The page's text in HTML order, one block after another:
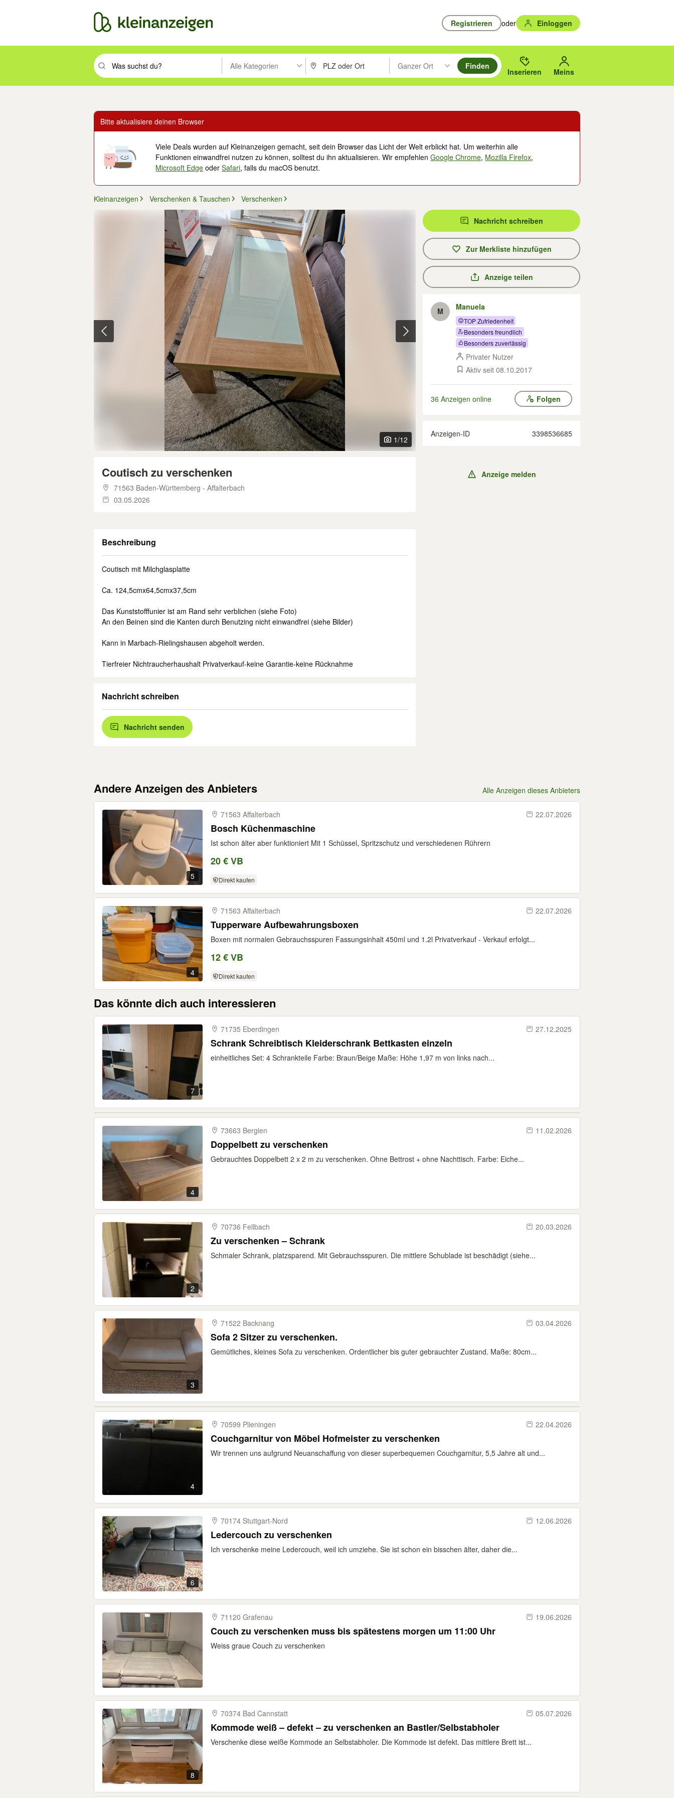
Registrieren oder Einloggen
Suchbegriff eingeben. Eingabetaste drücken um zu suchen, oder Vorschläge mit den Pfeiltasten nach oben/unten durchsuchen und mit Eingabetaste auswählen.
Alle Kategorien PLZ oder Ort eingeben. Eingabetaste drücken um zu suchen, oder Vorschläge mit den Pfeiltasten nach oben/
Ganzer Ort
Suche im Umkreis des gewählten Orts oder PLZ.
Finden
Inserieren Meins
Bitte aktualisiere deinen Browser
Viele Deals wurden auf Kleinanzeigen gemacht, seit dein Browser das Licht der Welt erblickt hat. Um weiterhin alle
Funktionen einwandfrei nutzen zu können, solltest du ihn aktualisieren. Wir empfehlenGoogle Chrome, Mozilla Firefox,
Microsoft Edge oderSafari, falls du macOS benutzt.
Kleinanzeigen Verschenken & Tauschen Verschenken
1/12
Coutisch zu verschenken
71563 Baden-Württemberg - Affalterbach
03.05.2026
Beschreibung
Coutisch mit Milchglasplatte
Ca. 124,5cmx64,5cmx37,5cm
Das Kunststofffunier ist am Rand sehr verblichen (siehe Foto)
An den Beinen sind die Kanten durch Benutzing nicht einwandfrei (siehe Bilder)
Kann in Marbach-Rielingshausen abgeholt werden.
Tierfreier Nichtraucherhaushalt Privatverkauf-keine Garantie-keine Rücknahme
Nachricht schreiben
Nachricht senden
Nachricht schreiben
Zur Merkliste hinzufügen
Anzeige teilen
M Manuela
TOP Zufriedenheit
Besonders freundlich
Besonders zuverlässig
Privater Nutzer
Aktiv seit 08.10.2017
36 Anzeigen online Folgen
Anzeigen-ID 3398536685
Anzeige melden
Andere Anzeigen des Anbieters Alle Anzeigen dieses Anbieters
5
71563 Affalterbach 22.07.2026
Bosch Küchenmaschine
Ist schon älter aber funktioniert Mit 1 Schüssel, Spritzschutz und verschiedenen Rührern
20 € VB
Direkt kaufen
4
71563 Affalterbach 22.07.2026
Tupperware Aufbewahrungsboxen
Boxen mit normalen Gebrauchsspuren Fassungsinhalt 450ml und 1.2l Privatverkauf - Verkauf erfolgt...
12 € VB
Direkt kaufen
Das könnte dich auch interessieren
7
71735 Eberdingen 27.12.2025
Schrank Schreibtisch Kleiderschrank Bettkasten einzeln
einheitliches Set: 4 Schrankteile Farbe: Braun/Beige Maße: Höhe 1,97 m von links nach...
4
73663 Berglen 11.02.2026
Doppelbett zu verschenken
Gebrauchtes Doppelbett 2 x 2 m zu verschenken. Ohne Bettrost + ohne Nachttisch. Farbe: Eiche...
2
70736 Fellbach 20.03.2026
Zu verschenken – Schrank
Schmaler Schrank, platzsparend. Mit Gebrauchsspuren. Die mittlere Schublade ist beschädigt (siehe...
3
71522 Backnang 03.04.2026
Sofa 2 Sitzer zu verschenken.
Gemütliches, kleines Sofa zu verschenken. Ordentlicher bis guter gebrauchter Zustand. Maße: 80cm...
4
70599 Plieningen 22.04.2026
Couchgarnitur von Möbel Hofmeister zu verschenken
Wir trennen uns aufgrund Neuanschaffung von dieser superbequemen Couchgarnitur, 5,5 Jahre alt und...
6
70174 Stuttgart-​Nord 12.06.2026
Ledercouch zu verschenken
Ich verschenke meine Ledercouch, weil ich umziehe. Sie ist schon ein bisschen älter, daher die...
71120 Grafenau 19.06.2026
Couch zu verschenken muss bis spätestens morgen um 11:00 Uhr
Weiss graue Couch zu verschenken
8
70374 Bad Cannstatt 05.07.2026
Kommode weiß – defekt – zu verschenken an Bastler/Selbstabholer
Verschenke diese weiße Kommode an Selbstabholer. Die Kommode ist defekt. Das mittlere Brett ist...